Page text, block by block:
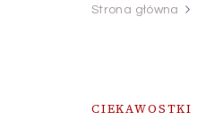
Strona główna
CIEKAWOSTKI